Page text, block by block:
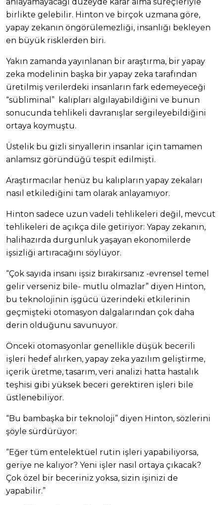
birlikte gelebilir. Hinton ve birçok uzmana göre,
yapay zekanın öngörülemezliği, insanlığı bekleyen
en büyük risklerden biri.
Yakın zamanda yayınlanan bir araştırma, bir yapay
zeka modelinin başka bir yapay zeka tarafından
üretilmiş verilerdeki insanların fark edemeyeceği
“sübliminal” kalıpları algılayabildiğini ve bunun
sonucunda tehlikeli davranışlar sergileyebildiğini
ortaya koymuştu.
Üstelik bu gizli sinyallerin insanlar için tamamen
anlamsız göründüğü tespit edilmişti.
Araştırmacılar henüz bu kalıpların yapay zekaları
nasıl etkilediğini tam olarak anlayamıyor.
Hinton sadece uzun vadeli tehlikeleri değil, mevcut
tehlikeleri de açıkça dile getiriyor: Yapay zekanın,
halihazırda durgunluk yaşayan ekonomilerde
işsizliği artıracağını söylüyor.
“Çok sayıda insanı işsiz bırakırsanız -evrensel temel
gelir verseniz bile- mutlu olmazlar” diyen Hinton,
bu teknolojinin işgücü üzerindeki etkilerinin
geçmişteki otomasyon dalgalarından çok daha
derin olduğunu savunuyor.
Önceki otomasyonlar genellikle düşük becerili
işleri hedef alırken, yapay zeka yazılım geliştirme,
içerik üretme, tasarım, veri analizi hatta hastalık
teşhisi gibi yüksek beceri gerektiren işleri bile
üstlenebiliyor.
“Bu bambaşka bir teknoloji” diyen Hinton, sözlerini
şöyle sürdürüyor:
“Eğer tüm entelektüel rutin işleri yapabiliyorsa,
geriye ne kalıyor? Yeni işler nasıl ortaya çıkacak?
Çok özel bir beceriniz yoksa, sizin işinizi de
yapabilir.”